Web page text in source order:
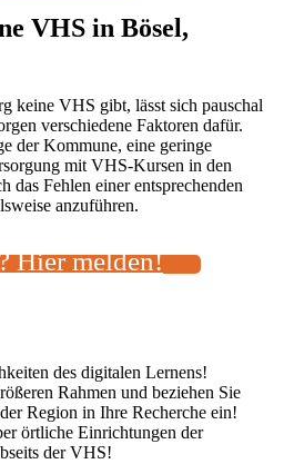
VHS in Bösel,
keine VHS gibt, lässt sich pauschal
verschiedene Faktoren dafür.
der Kommune, eine geringe
mit VHS-Kursen in den
das Fehlen einer entsprechenden
anzuführen.
Hier melden!
des digitalen Lernens!
Rahmen und beziehen Sie
Region in Ihre Recherche ein!
örtliche Einrichtungen der
der VHS!